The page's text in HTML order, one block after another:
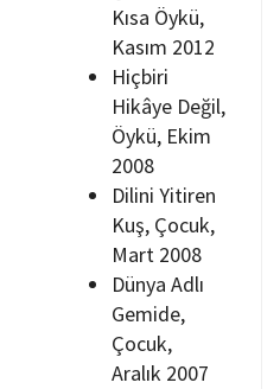
Kısa Öykü,
Kasım 2012
Hiçbiri
Hikâye Değil,
Öykü, Ekim
2008
Dilini Yitiren
Kuş, Çocuk,
Mart 2008
Dünya Adlı
Gemide,
Çocuk,
Aralık 2007